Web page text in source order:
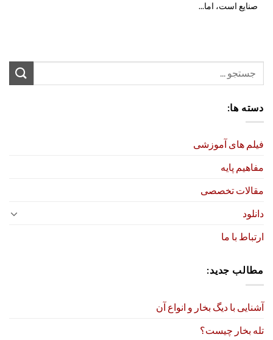
صنایع است، اما...
دسته ها:
فیلم های آموزشی
مفاهیم پایه
مقالات تخصصی
دانلود
ارتباط با ما
مطالب جدید:
آشنایی با دیگ بخار و انواع آن
تله بخار چیست؟